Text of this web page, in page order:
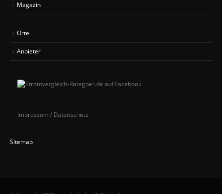
Magazin
Orte
Anbieter
Impressum / Datenschutz
Sitemap